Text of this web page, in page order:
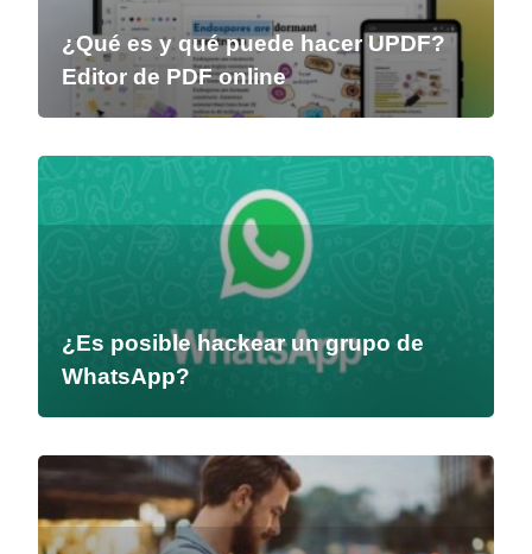
¿Qué es y qué puede hacer UPDF?
Editor de PDF online
¿Es posible hackear un grupo de
WhatsApp?